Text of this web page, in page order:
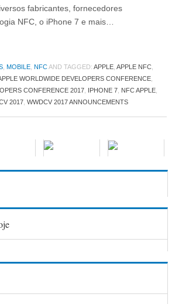
fabricantes, fornecedores
NFC, o iPhone 7 e mais…
, MOBILE, NFCAND TAGGED: APPLE, APPLE NFC,
WORLDWIDE DEVELOPERS CONFERENCE,
CONFERENCE 2017, IPHONE 7, NFC APPLE,
2017, WWDCV 2017 ANNOUNCEMENTS